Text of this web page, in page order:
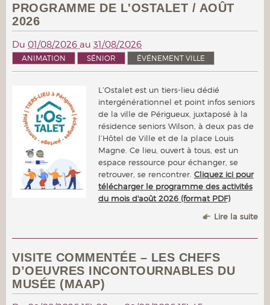
PROGRAMME DE L'OSTALET / AOÛT
2026
Du 01/08/2026 au 31/08/2026
ANIMATION SÉNIOR ÉVÉNEMENT VILLE
L’Ostalet est un tiers-lieu dédié
intergénérationnel et point infos seniors
de la ville de Périgueux, juxtaposé à la
résidence seniors Wilson, à deux pas de
l’Hôtel de Ville et de la place Louis
Magne. Ce lieu, ouvert à tous, est un
espace ressource pour échanger, se
retrouver, se rencontrer. Cliquez ici pour
télécharger le programme des activités
du mois d'août 2026 (format PDF)
Lire la suite
VISITE COMMENTÉE – LES CHEFS
D’OEUVRES INCONTOURNABLES DU
MUSÉE (MAAP)